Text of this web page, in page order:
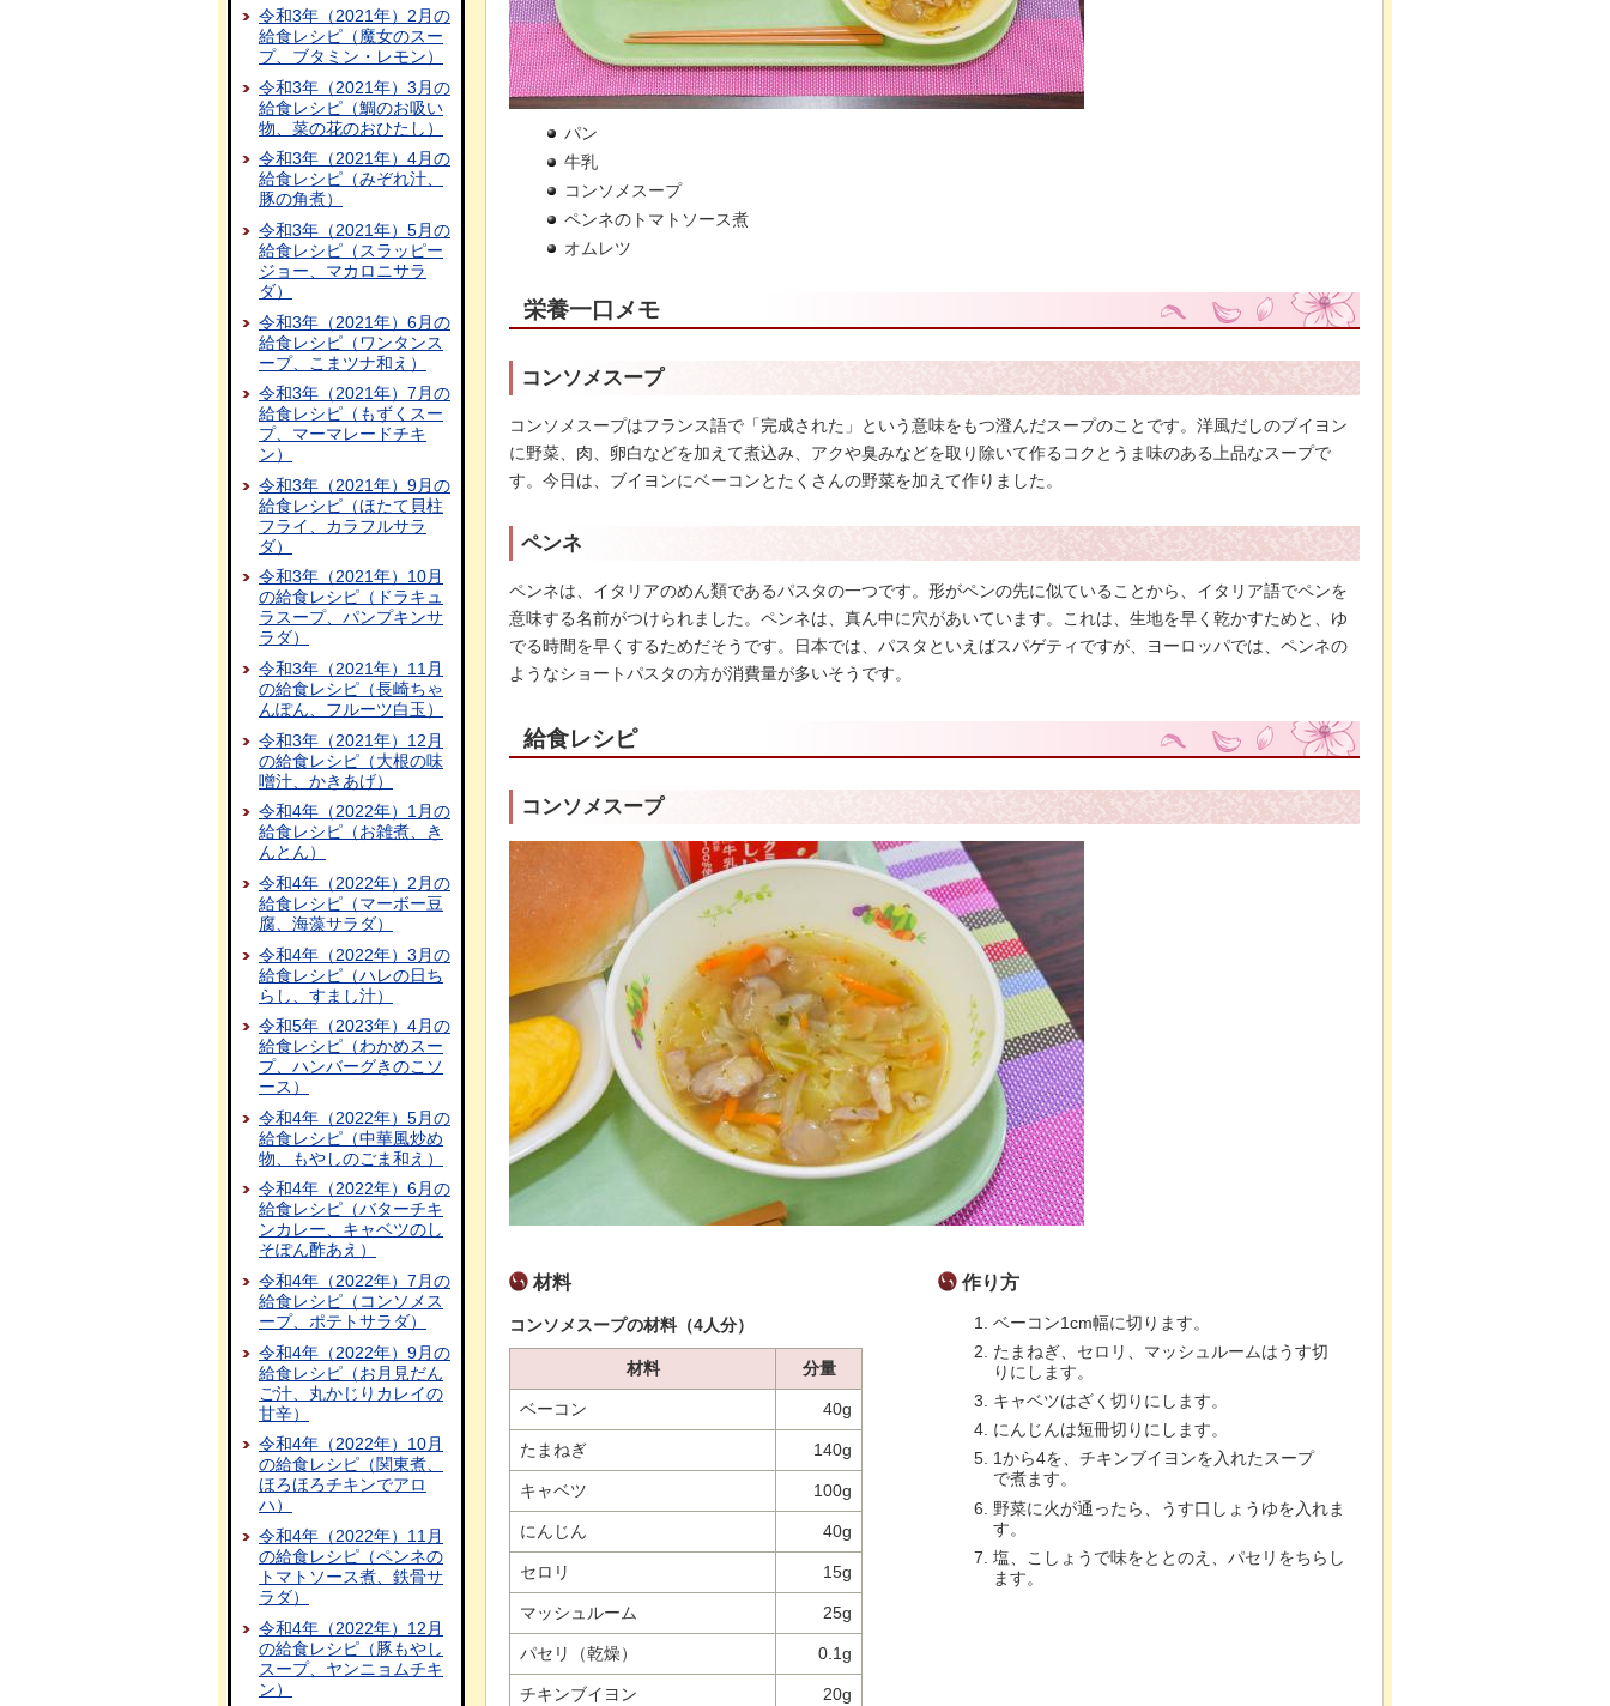
令和3年（2021年）2月の
給食レシピ（魔女のスー
プ、ブタミン・レモン）
令和3年（2021年）3月の
給食レシピ（鯛のお吸い
物、菜の花のおひたし）
令和3年（2021年）4月の
給食レシピ（みぞれ汁、
豚の角煮）
令和3年（2021年）5月の
給食レシピ（スラッピー
ジョー、マカロニサラ
ダ）
令和3年（2021年）6月の
給食レシピ（ワンタンス
ープ、こまツナ和え）
令和3年（2021年）7月の
給食レシピ（もずくスー
プ、マーマレードチキ
ン）
令和3年（2021年）9月の
給食レシピ（ほたて貝柱
フライ、カラフルサラ
ダ）
令和3年（2021年）10月
の給食レシピ（ドラキュ
ラスープ、パンプキンサ
ラダ）
令和3年（2021年）11月
の給食レシピ（長崎ちゃ
んぽん、フルーツ白玉）
令和3年（2021年）12月
の給食レシピ（大根の味
噌汁、かきあげ）
令和4年（2022年）1月の
給食レシピ（お雑煮、き
んとん）
令和4年（2022年）2月の
給食レシピ（マーボー豆
腐、海藻サラダ）
令和4年（2022年）3月の
給食レシピ（ハレの日ち
らし、すまし汁）
令和5年（2023年）4月の
給食レシピ（わかめスー
プ、ハンバーグきのこソ
ース）
令和4年（2022年）5月の
給食レシピ（中華風炒め
物、もやしのごま和え）
令和4年（2022年）6月の
給食レシピ（バターチキ
ンカレー、キャベツのし
そぽん酢あえ）
令和4年（2022年）7月の
給食レシピ（コンソメス
ープ、ポテトサラダ）
令和4年（2022年）9月の
給食レシピ（お月見だん
ご汁、丸かじりカレイの
甘辛）
令和4年（2022年）10月
の給食レシピ（関東煮、
ほろほろチキンでアロ
ハ）
令和4年（2022年）11月
の給食レシピ（ペンネの
トマトソース煮、鉄骨サ
ラダ）
令和4年（2022年）12月
の給食レシピ（豚もやし
スープ、ヤンニョムチキ
ン）
パン
牛乳
コンソメスープ
ペンネのトマトソース煮
オムレツ
栄養一口メモ
コンソメスープ
コンソメスープはフランス語で「完成された」という意味をもつ澄んだスープのことです。洋風だしのブイヨン
に野菜、肉、卵白などを加えて煮込み、アクや臭みなどを取り除いて作るコクとうま味のある上品なスープで
す。今日は、ブイヨンにベーコンとたくさんの野菜を加えて作りました。
ペンネ
ペンネは、イタリアのめん類であるパスタの一つです。形がペンの先に似ていることから、イタリア語でペンを
意味する名前がつけられました。ペンネは、真ん中に穴があいています。これは、生地を早く乾かすためと、ゆ
でる時間を早くするためだそうです。日本では、パスタといえばスパゲティですが、ヨーロッパでは、ペンネの
ようなショートパスタの方が消費量が多いそうです。
給食レシピ
コンソメスープ
材料
コンソメスープの材料（4人分）
材料 分量
ベーコン 40g
たまねぎ 140g
キャベツ 100g
にんじん 40g
セロリ 15g
マッシュルーム 25g
パセリ（乾燥） 0.1g
チキンブイヨン 20g
作り方
ベーコン1cm幅に切ります。
たまねぎ、セロリ、マッシュルームはうす切
りにします。
キャベツはざく切りにします。
にんじんは短冊切りにします。
1から4を、チキンブイヨンを入れたスープ
で煮ます。
野菜に火が通ったら、うす口しょうゆを入れま
す。
塩、こしょうで味をととのえ、パセリをちらし
ます。